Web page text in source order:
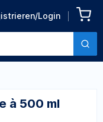
Login
zu den Produktdetails
à 500 ml